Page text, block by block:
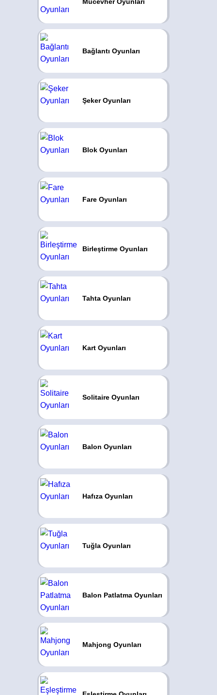
Bağlantı Oyunları
Şeker Oyunları
Blok Oyunları
Fare Oyunları
Birleştirme Oyunları
Tahta Oyunları
Kart Oyunları
Solitaire Oyunları
Balon Oyunları
Hafıza Oyunları
Tuğla Oyunları
Balon Patlatma Oyunları
Mahjong Oyunları